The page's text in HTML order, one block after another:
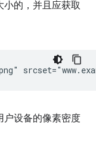
小的，并且应获取
户设备的像素密度